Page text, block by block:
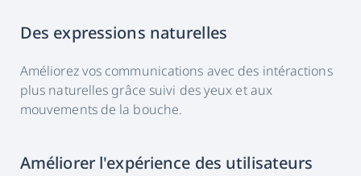
Des expressions naturelles
Améliorez vos communications avec des intéractions
plus naturelles grâce suivi des yeux et aux
mouvements de la bouche.
Améliorer l'expérience des utilisateurs